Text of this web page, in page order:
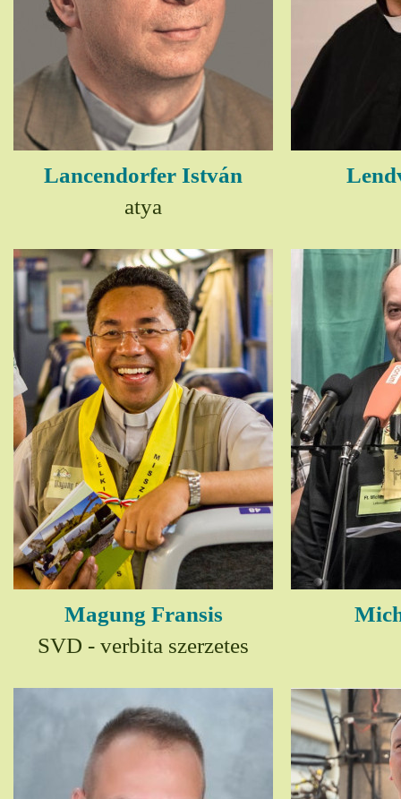
Lancendorfer István
atya
Magung Fransis
SVD - verbita szerzetes